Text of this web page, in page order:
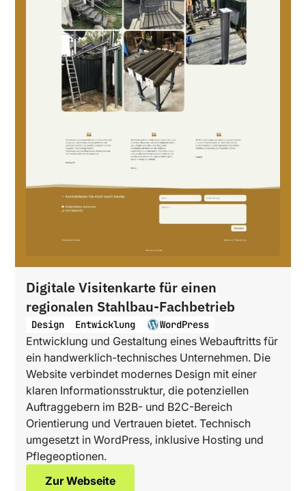
Digitale Visitenkarte für einen
regionalen Stahlbau-Fachbetrieb
Design Entwicklung WordPress
Entwicklung und Gestaltung eines Webauftritts für
ein handwerklich-technisches Unternehmen. Die
Website verbindet modernes Design mit einer
klaren Informationsstruktur, die potenziellen
Auftraggebern im B2B- und B2C-Bereich
Orientierung und Vertrauen bietet. Technisch
umgesetzt in WordPress, inklusive Hosting und
Pflegeoptionen.
Zur Webseite